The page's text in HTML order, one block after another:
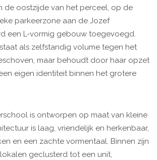
de oostzijde van het perceel, op de
parkeerzone aan de Jozef
een L-vormig gebouw toegevoegd.
als zelfstandig volume tegen het
maar behoudt door haar opzet
eigen identiteit binnen het grotere
is ontworpen op maat van kleine
is laag, vriendelijk en herkenbaar,
en een zachte vormentaal. Binnen zijn
geclusterd tot een unit,